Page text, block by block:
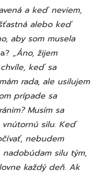
a keď neviem,
alebo keď
aby som musela
„Áno, žijem
keď sa
rada, ale usilujem
prípade sa
Musím sa
silu. Keď
nebudem
silu tým,
každý deň. Ak